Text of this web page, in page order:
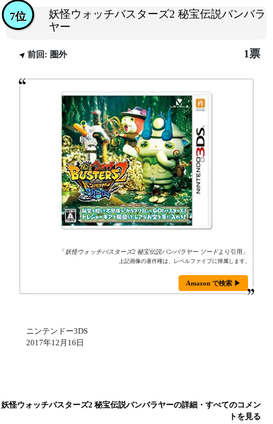
妖怪ウォッチバスターズ2 秘宝伝説バンバラ
ヤー
7位
前回: 圏外 1票
「妖怪ウォッチバスターズ2 秘宝伝説バンバラヤー ソードより引用」
上記画像の著作権は、レベルファイブに帰属します。
Amazon で検索 ▶
ニンテンドー3DS
2017年12月16日
妖怪ウォッチバスターズ2 秘宝伝説バンバラヤーの詳細・すべてのコメン
トを見る